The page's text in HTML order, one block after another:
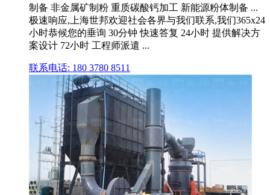
制备 非金属矿制粉 重质碳酸钙加工 新能源粉体制备 ...
极速响应,上海世邦欢迎社会各界与我们联系,我们365x24
小时恭候您的垂询 30分钟 快速答复 24小时 提供解决方
案设计 72小时 工程师派遣 ...
联系电话: 180 3780 8511